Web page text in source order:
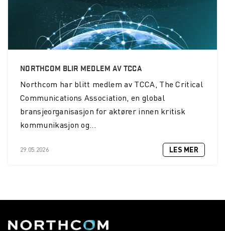
NORTHCOM BLIR MEDLEM AV TCCA
Northcom har blitt medlem av TCCA, The Critical
Communications Association, en global
bransjeorganisasjon for aktører innen kritisk
kommunikasjon og...
29.05.2026 LES MER